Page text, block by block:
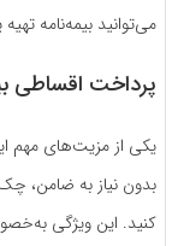
می‌توانید بیمه‌نامه
پرداخت اقساطی
یکی از مزیت‌های مهم
بدون نیاز به ضامن،
کنید. این ویژگی